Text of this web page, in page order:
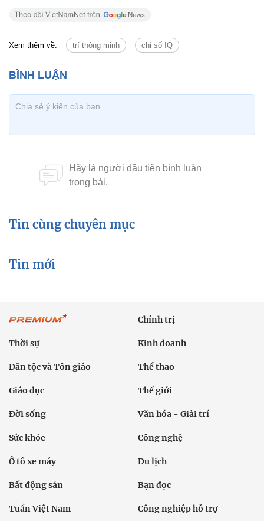
Xem thêm về: trí thông minh chỉ số IQ
Tin cùng chuyên mục
Tin mới
Chính trị
Thời sự Kinh doanh
Dân tộc và Tôn giáo Thể thao
Giáo dục Thế giới
Đời sống Văn hóa - Giải trí
Sức khỏe Công nghệ
Ô tô xe máy Du lịch
Bất động sản Bạn đọc
Tuần Việt Nam Công nghiệp hỗ trợ